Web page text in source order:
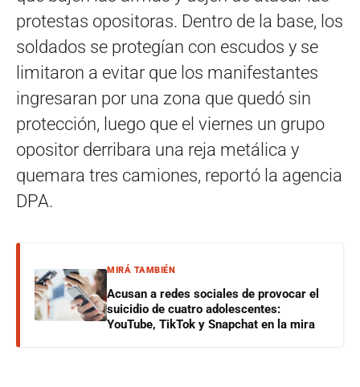
protestas opositoras. Dentro de la base, los
soldados se protegían con escudos y se
limitaron a evitar que los manifestantes
ingresaran por una zona que quedó sin
protección, luego que el viernes un grupo
opositor derribara una reja metálica y
quemara tres camiones, reportó la agencia
DPA.
MIRÁ TAMBIÉN
Acusan a redes sociales de provocar el
suicidio de cuatro adolescentes:
YouTube, TikTok y Snapchat en la mira